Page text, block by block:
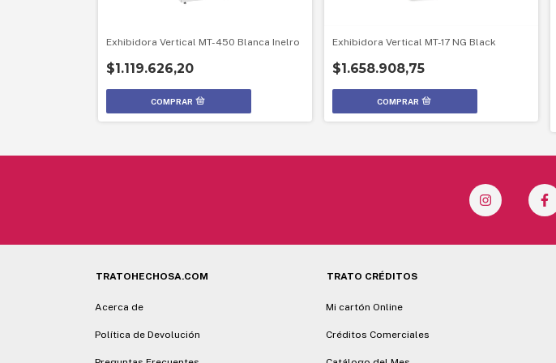
Exhibidora Vertical MT-450 Blanca Inelro
$1.119.626,20
Exhibidora Vertical MT-17 NG Black
$1.658.908,75
TRATOHECHOSA.COM
Acerca de
Política de Devolución
TRATO CRÉDITOS
Mi cartón Online
Créditos Comerciales